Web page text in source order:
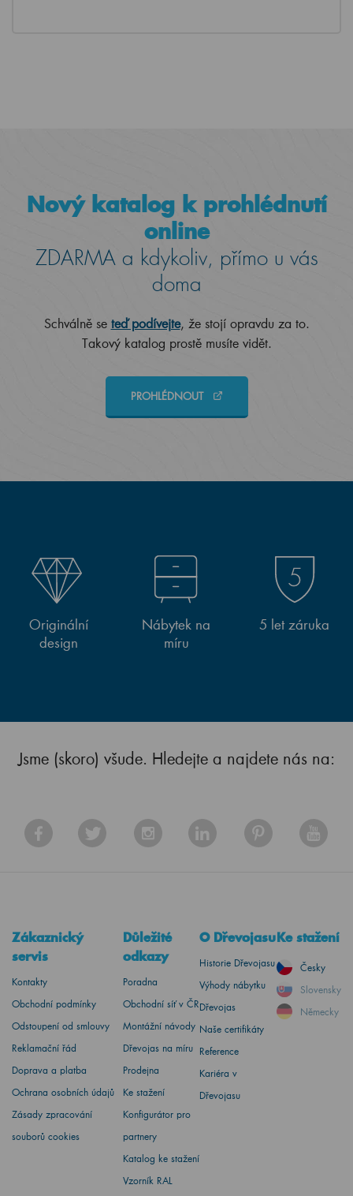
Nový katalog k prohlédnutí
online
ZDARMA a kdykoliv, přímo u vás
doma
Schválně se teď podívejte, že stojí opravdu za to.
Takový katalog prostě musíte vidět.
PROHLÉDNOUT
Originální
design
Nábytek na
míru
5 let záruka
Jsme (skoro) všude. Hledejte a najdete nás na:
Zákaznický
servis
Kontakty
Obchodní podmínky
Odstoupení od smlouvy
Reklamační řád
Doprava a platba
Ochrana osobních údajů
Zásady zpracování
souborů cookies
Důležité
odkazy
Poradna
Obchodní síť v ČR
Montážní návody
Dřevojas na míru
Prodejna
Ke stažení
Konfigurátor pro
partnery
Katalog ke stažení
Vzorník RAL
O Dřevojasu
Historie Dřevojasu
Výhody nábytku
Dřevojas
Naše certifikáty
Reference
Kariéra v
Dřevojasu
Ke stažení
Česky
Slovensky
Německy